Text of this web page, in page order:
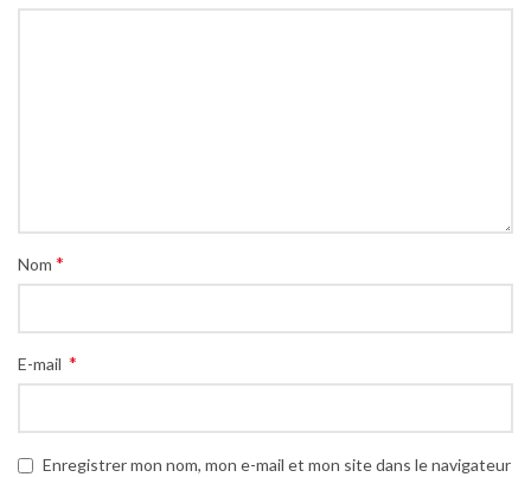
Nom *
E-mail *
Enregistrer mon nom, mon e-mail et mon site dans le navigateur